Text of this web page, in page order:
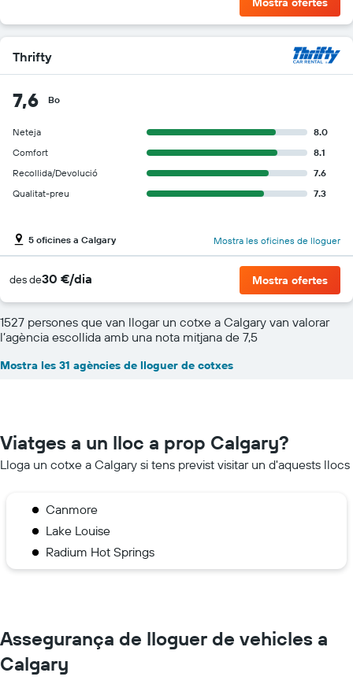
Thrifty
7,6 Bo
Neteja
8.0
Comfort
8.1
Recollida/Devolució
7.6
Qualitat-preu
7.3
5 oficines a Calgary Mostra les oficines de lloguer
des de30 €/dia Mostra ofertes
1527 persones que van llogar un cotxe a Calgary van valorar
l’agència escollida amb una nota mitjana de 7,5
Mostra les 31 agències de lloguer de cotxes
Viatges a un lloc a prop Calgary?
Lloga un cotxe a Calgary si tens previst visitar un d'aquests llocs
Canmore
Lake Louise
Radium Hot Springs
Assegurança de lloguer de vehicles a
Calgary